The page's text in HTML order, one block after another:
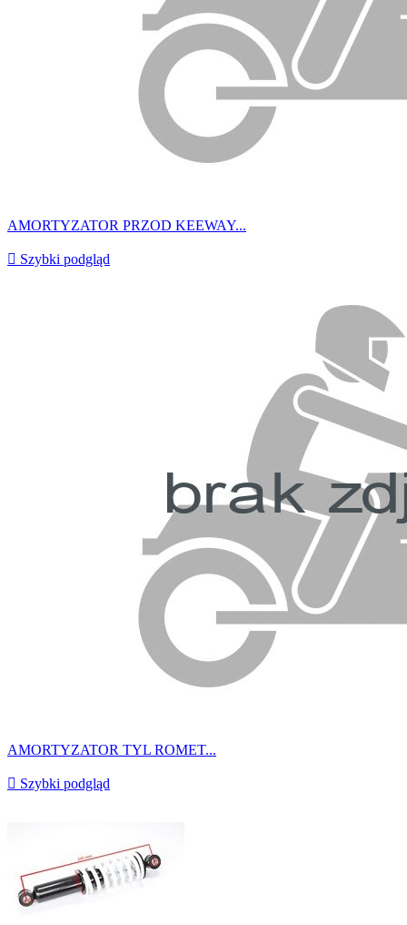
AMORTYZATOR PRZOD KEEWAY...
 Szybki podgląd
AMORTYZATOR TYL ROMET...
 Szybki podgląd